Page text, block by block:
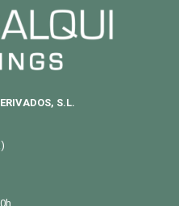
S.L.